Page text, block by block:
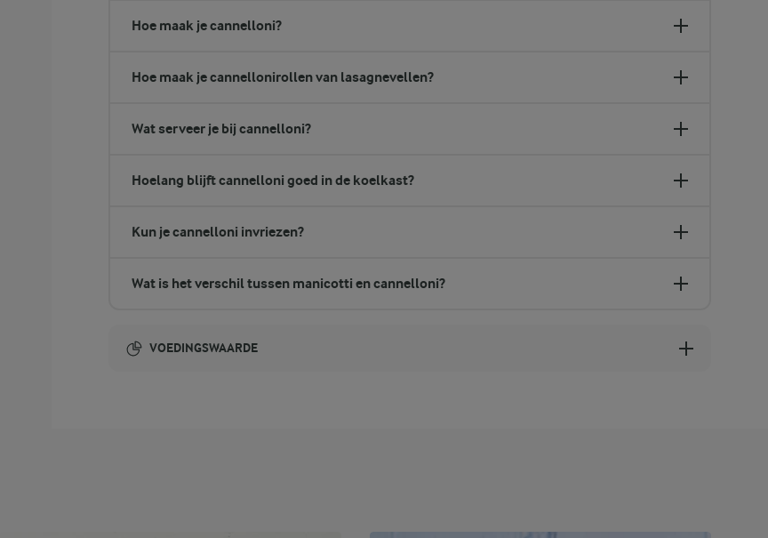
Hoe maak je cannelloni?
Hoe maak je cannellonirollen van lasagnevellen?
Wat serveer je bij cannelloni?
Hoelang blijft cannelloni goed in de koelkast?
Kun je cannelloni invriezen?
Wat is het verschil tussen manicotti en cannelloni?
VOEDINGSWAARDE